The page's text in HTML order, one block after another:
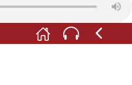
vollständig. In Lumpen,
Füße nicht hielten –
und das